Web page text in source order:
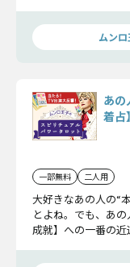
ムン
あの
着占
一部無料 二人用
大好きなあの人の“
とよね。でも、あ
成就】への一番の
つ確かめてみまし